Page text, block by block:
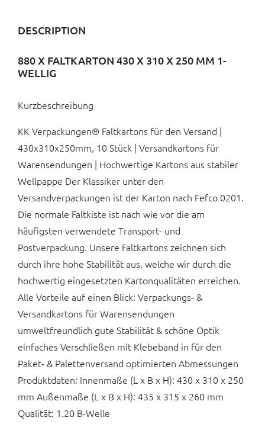
DESCRIPTION
880 X FALTKARTON 430 X 310 X 250 MM 1-
WELLIG
Kurzbeschreibung
KK Verpackungen® Faltkartons für den Versand |
430x310x250mm, 10 Stück | Versandkartons für
Warensendungen | Hochwertige Kartons aus stabiler
Wellpappe Der Klassiker unter den
Versandverpackungen ist der Karton nach Fefco 0201.
Die normale Faltkiste ist nach wie vor die am
häufigsten verwendete Transport- und
Postverpackung. Unsere Faltkartons zeichnen sich
durch ihre hohe Stabilität aus, welche wir durch die
hochwertig eingesetzten Kartonqualitäten erreichen.
Alle Vorteile auf einen Blick: Verpackungs- &
Versandkartons für Warensendungen
umweltfreundlich gute Stabilität & schöne Optik
einfaches Verschließen mit Klebeband in für den
Paket- & Palettenversand optimierten Abmessungen
Produktdaten: Innenmaße (L x B x H): 430 x 310 x 250
mm Außenmaße (L x B x H): 435 x 315 x 260 mm
Qualität: 1.20 B-Welle